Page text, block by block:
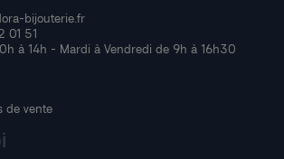
bijouterie.fr
01 51
à 14h - Mardi à Vendredi de 9h à 16h30
de vente